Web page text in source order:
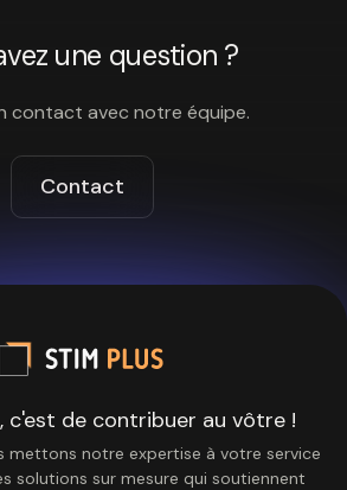
une question ?
contact avec notre équipe.
Contact
c'est de contribuer au vôtre !
mettons notre expertise à votre service
solutions sur mesure qui soutiennent